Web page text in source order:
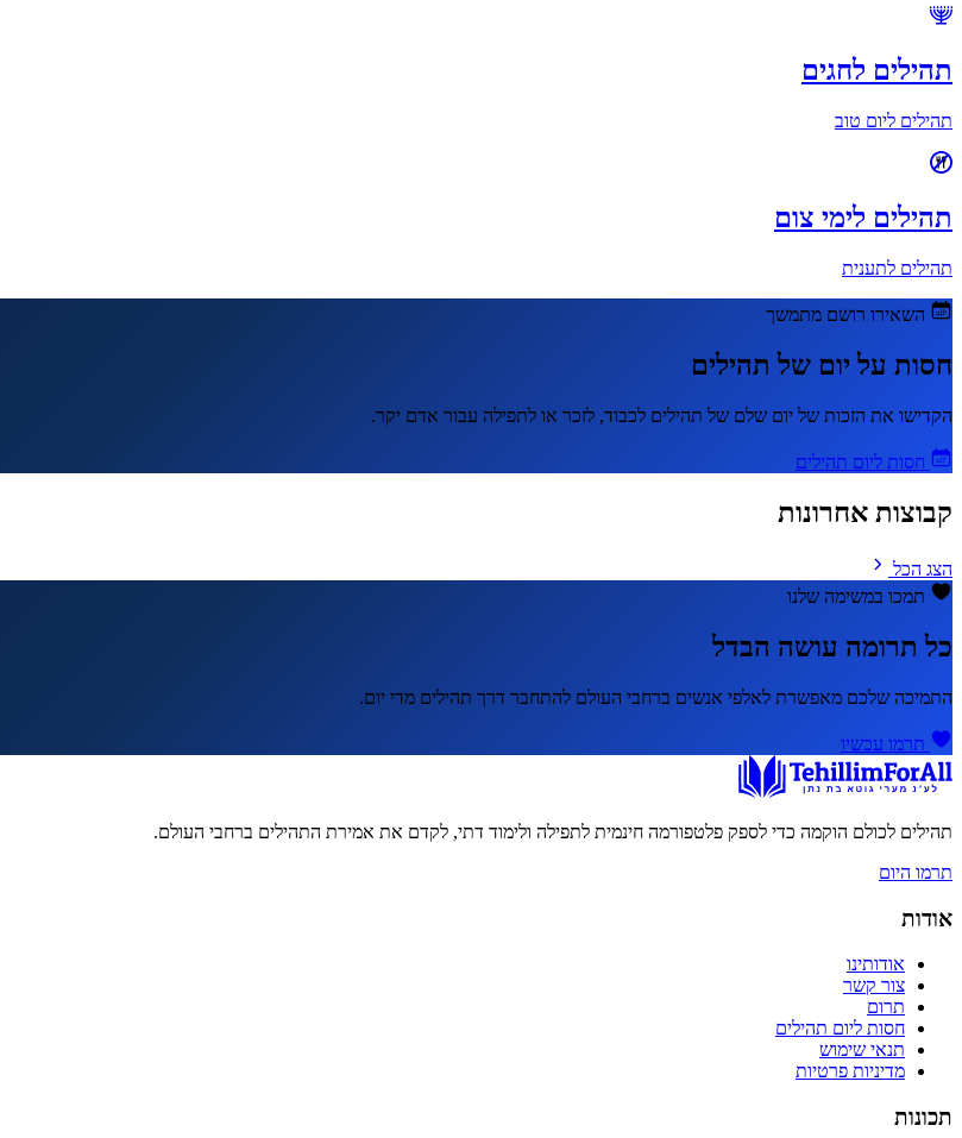
תהילים לחגים
תהילים ליום טוב
תהילים לימי צום
תהילים לתענית
השאירו רושם מתמשך
חסות על יום של תהילים
הקדישו את הזכות של יום שלם של תהילים לכבוד, לזכר או לתפילה עבור אדם יקר.
חסות ליום תהילים
קבוצות אחרונות
הצג הכל
תמכו במשימה שלנו
כל תרומה עושה הבדל
התמיכה שלכם מאפשרת לאלפי אנשים ברחבי העולם להתחבר דרך תהילים מדי יום.
תרמו עכשיו
תהילים לכולם הוקמה כדי לספק פלטפורמה חינמית לתפילה ולימוד דתי, לקדם את אמירת התהילים ברחבי העולם.
תרמו היום
אודות
אודותינו
צור קשר
תרום
חסות ליום תהילים
תנאי שימוש
מדיניות פרטיות
תכונות